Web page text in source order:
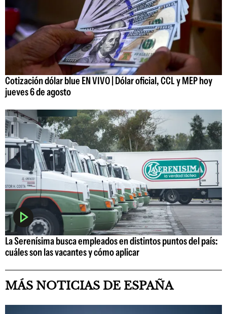
Cotización dólar blue EN VIVO | Dólar oficial, CCL y MEP hoy
jueves 6 de agosto
La Serenísima busca empleados en distintos puntos del país:
cuáles son las vacantes y cómo aplicar
MÁS NOTICIAS DE ESPAÑA